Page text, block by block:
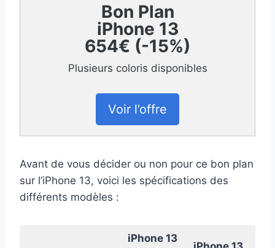
Bon Plan
iPhone 13
654€ (-15%)
Plusieurs coloris disponibles
Voir l’offre
Avant de vous décider ou non pour ce bon plan
sur l’iPhone 13, voici les spécifications des
différents modèles :
iPhone 13